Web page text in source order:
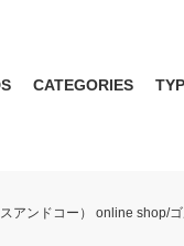
CATEGORIES
アンドコー） online shop/